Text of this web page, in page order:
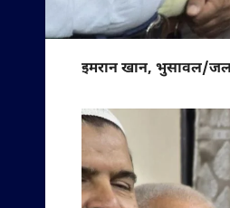
इमरान खान, भुसावल/